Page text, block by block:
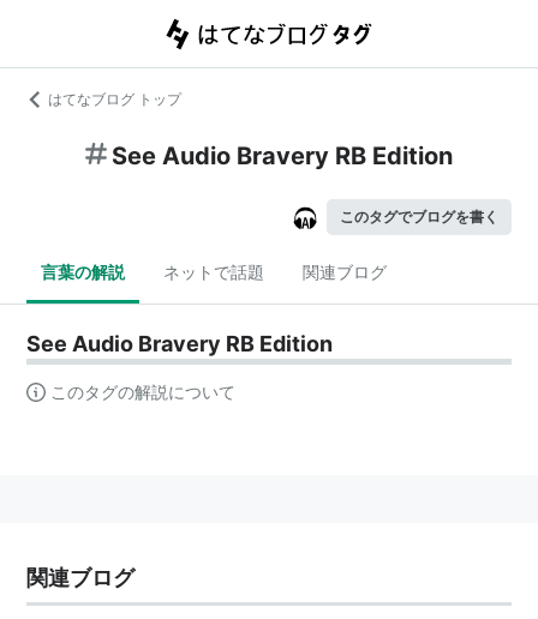
はてなブログ トップ
See Audio Bravery RB Edition
このタグでブログを書く
言葉の解説 ネットで話題 関連ブログ
See Audio Bravery RB Edition
このタグの解説について
関連ブログ